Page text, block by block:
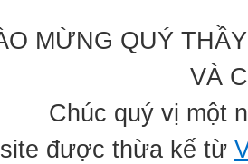
MỪNG QUÝ
VÀ
Chúc quý vị một
được thừa kế từ